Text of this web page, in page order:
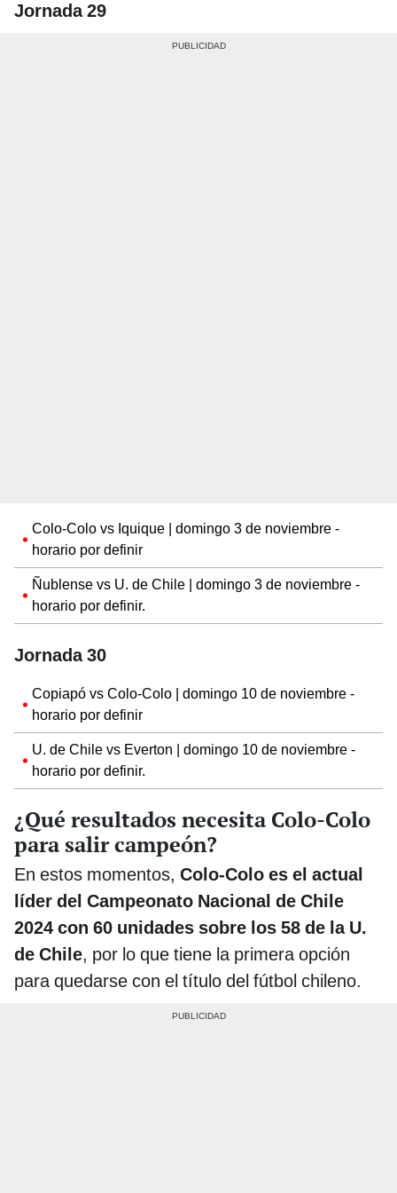
Jornada 29
Colo-Colo vs Iquique | domingo 3 de noviembre -
horario por definir
Ñublense vs U. de Chile | domingo 3 de noviembre -
horario por definir.
Jornada 30
Copiapó vs Colo-Colo | domingo 10 de noviembre -
horario por definir
U. de Chile vs Everton | domingo 10 de noviembre -
horario por definir.
¿Qué resultados necesita Colo-Colo
para salir campeón?
En estos momentos, Colo-Colo es el actual
líder del Campeonato Nacional de Chile
2024 con 60 unidades sobre los 58 de la U.
de Chile, por lo que tiene la primera opción
para quedarse con el título del fútbol chileno.